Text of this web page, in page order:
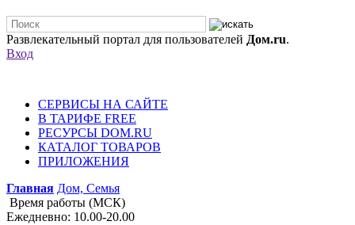
Развлекательный портал для пользователей Дом.ru.
Вход
СЕРВИСЫ НА САЙТЕ
В ТАРИФЕ FREE
РЕСУРСЫ DOM.RU
КАТАЛОГ ТОВАРОВ
ПРИЛОЖЕНИЯ
Главная Дом, Семья
Время работы (МСК)
Ежедневно: 10.00-20.00